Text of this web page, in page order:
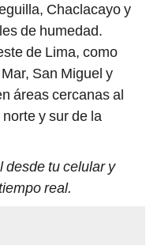
Chaclacayo y
de humedad.
de Lima, como
San Miguel y
áreas cercanas al
y sur de la
desde tu celular y
real.